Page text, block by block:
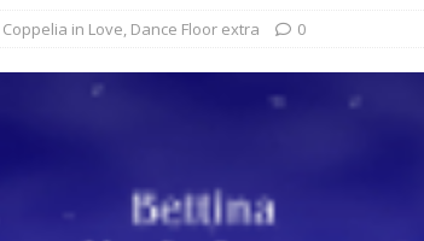
Coppelia in Love, Dance Floor extra 0